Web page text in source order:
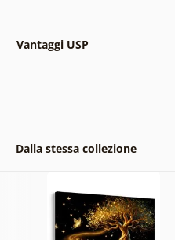
Vantaggi USP
Dalla stessa collezione